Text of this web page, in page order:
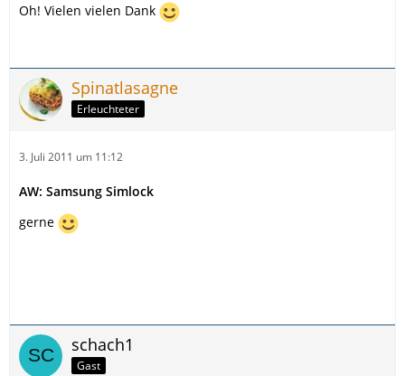
Oh! Vielen vielen Dank
Spinatlasagne
Erleuchteter
3. Juli 2011 um 11:12
AW: Samsung Simlock
gerne
schach1
Gast